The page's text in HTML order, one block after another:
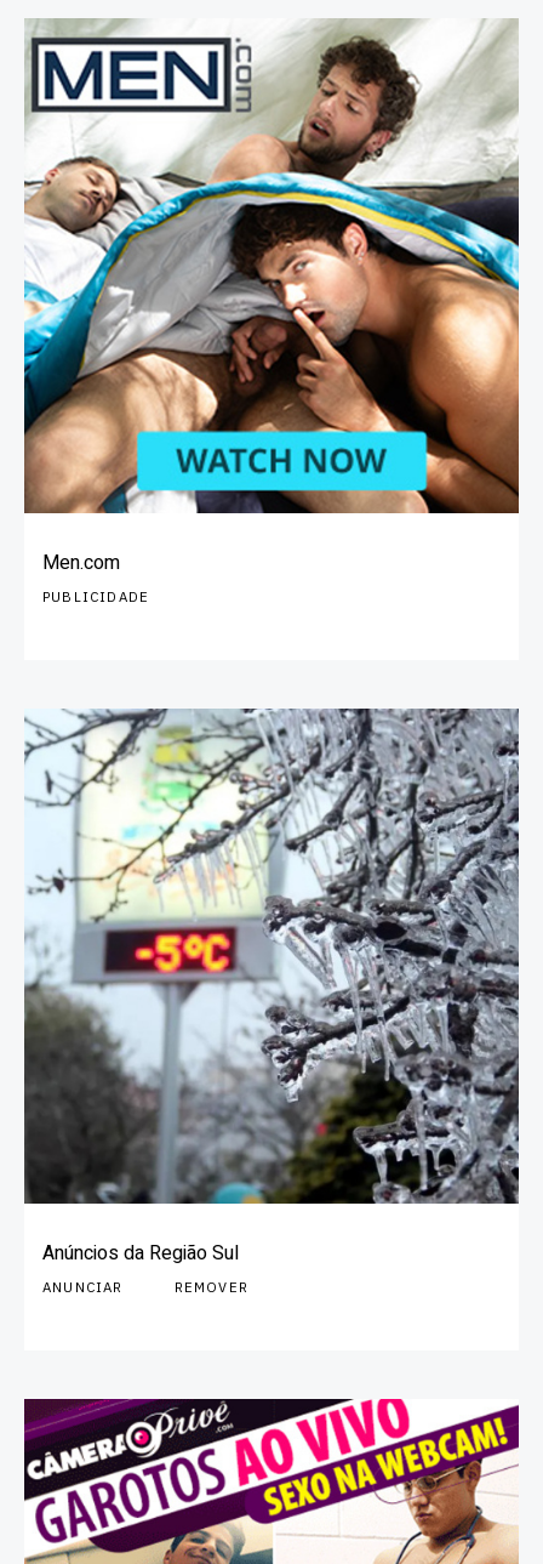
Men.com
PUBLICIDADE
Anúncios da Região Sul
ANUNCIAR REMOVER